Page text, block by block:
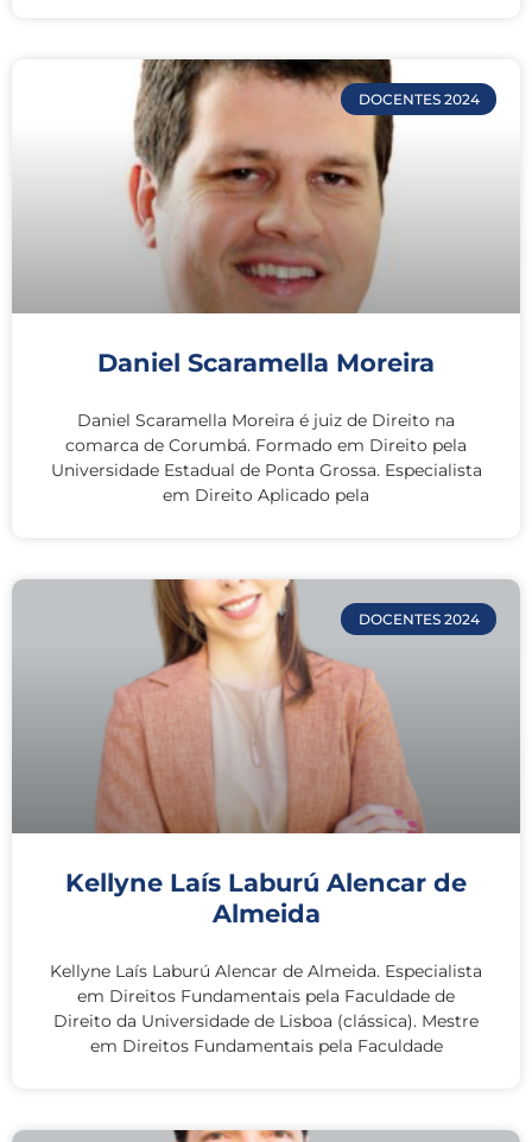
DOCENTES 2024
Daniel Scaramella Moreira
Daniel Scaramella Moreira é juiz de Direito na
comarca de Corumbá. Formado em Direito pela
Universidade Estadual de Ponta Grossa. Especialista
em Direito Aplicado pela
DOCENTES 2024
Kellyne Laís Laburú Alencar de
Almeida
Kellyne Laís Laburú Alencar de Almeida. Especialista
em Direitos Fundamentais pela Faculdade de
Direito da Universidade de Lisboa (clássica). Mestre
em Direitos Fundamentais pela Faculdade